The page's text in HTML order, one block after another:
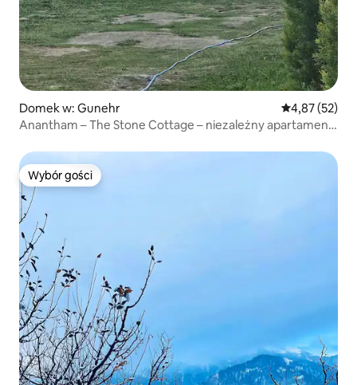
Domek w: Gunehr Średnia
4,87 (52)
Anantham – The Stone Cottage – niezależny apartament
Wybór gości
Wybór gości